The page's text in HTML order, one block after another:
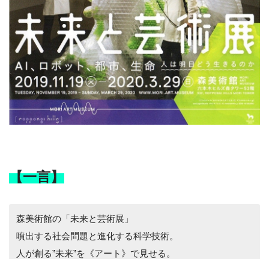
【一言】
森美術館の「未来と芸術展」
噴出する社会問題と進化する科学技術。
人が創る”未来”を《アート》で見せる。